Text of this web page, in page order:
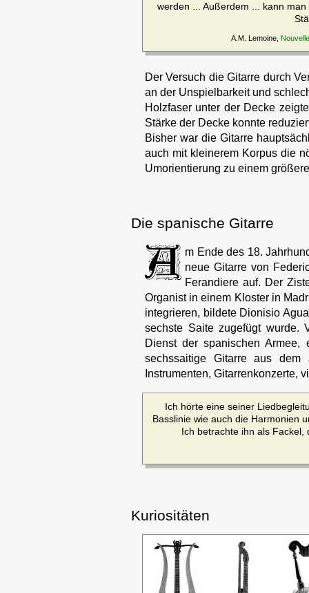
werden ... Außerdem ... kann
A.M. Lemoine,
Der Versuch die Gitarre durch
an der Unspielbarkeit und
Holzfaser unter der Decke
Stärke der Decke konnte
Bisher war die Gitarre
auch mit kleinerem Korpus die
Umorientierung zu einem
Die spanische Gitarre
m Ende des 18.
neue Gitarre von
Ferandiere auf. Der
Organist in einem Kloster in
integrieren, bildete Dionisio
sechste Saite zugefügt wurde.
Dienst der spanischen
sechssaitige Gitarre aus
Instrumenten, Gitarrenkonzerte,
Ich hörte eine seiner
Basslinie wie auch die Harmonien
Ich betrachte ihn als
Kuriositäten